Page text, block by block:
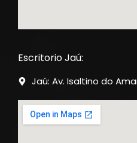
Escritorio Jaú:
Jaú: Av. Isaltino do